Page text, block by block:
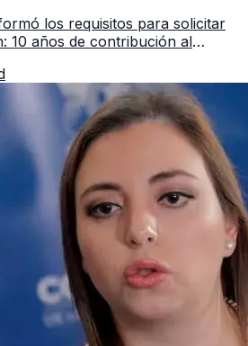
los requisitos para solicitar
10 años de contribución al